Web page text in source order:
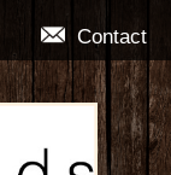
Contact